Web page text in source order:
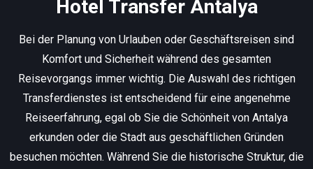
Hotel Transfer Antalya
Bei der Planung von Urlauben oder Geschäftsreisen sind
Komfort und Sicherheit während des gesamten
Reisevorgangs immer wichtig. Die Auswahl des richtigen
Transferdienstes ist entscheidend für eine angenehme
Reiseerfahrung, egal ob Sie die Schönheit von Antalya
erkunden oder die Stadt aus geschäftlichen Gründen
besuchen möchten. Während Sie die historische Struktur, die